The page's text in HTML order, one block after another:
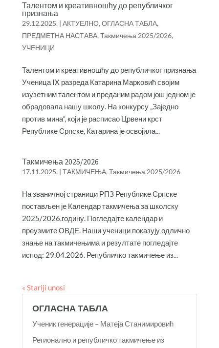
Талентом и креативношћу до републичког
признања
29.12.2025. | АКТУЕЛНО, ОГЛАСНА ТАБЛА,
ПРЕДМЕТНА НАСТАВА, Такмичења 2025/2026,
УЧЕНИЦИ
Талентом и креативношћу до републичког признања
Ученица IX разреда Катарина Марковић својим
изузетним талентом и преданим радом још једном је
обрадовала нашу школу. На конкурсу „Заједно
против мина“, који је расписао Црвени крст
Републике Српске, Катарина је освојила...
Такмичења 2025/2026
17.11.2025. | ТАКМИЧЕЊА, Такмичења 2025/2026
На званичној страници РПЗ Републике Српске
постављен је Календар такмичења за школску
2025/2026.годину. Погледајте календар и
преузмите ОВДЕ. Наши ученици показују одлично
знање на такмичењима и резултате погледајте
испод: 29.04.2026. Републичко такмичење из...
« Stariji unosi
ОГЛАСНА ТАБЛА
Ученик генерације – Матеја Станимировић
Регионално и републичко такмичење из